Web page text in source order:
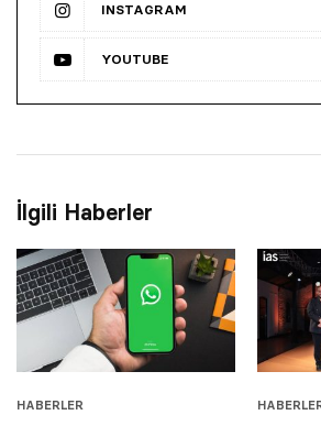
INSTAGRAM
YOUTUBE
İlgili Haberler
HABERLER